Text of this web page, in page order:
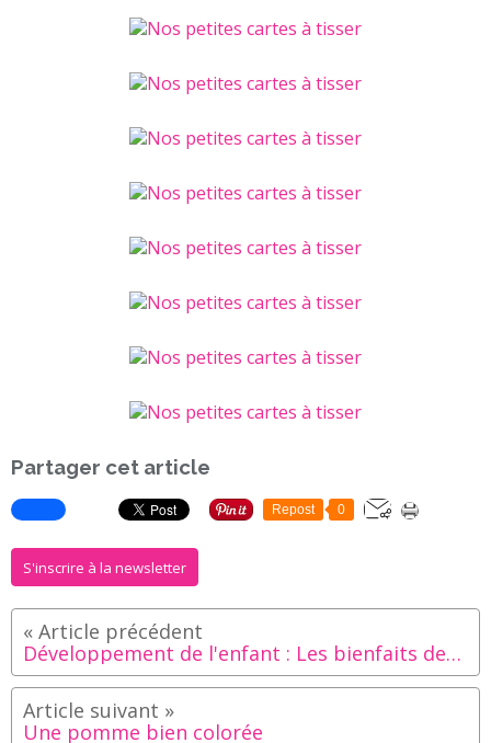
Partager cet article
Repost 0
S'inscrire à la newsletter
Développement de l'enfant : Les bienfaits des imagiers
Une pomme bien colorée